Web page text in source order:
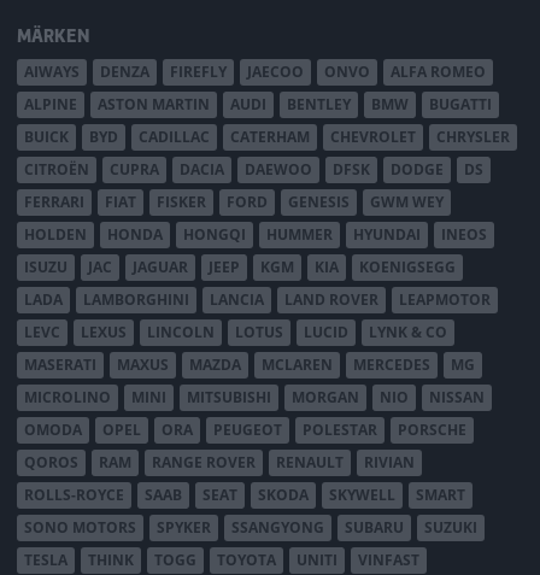
MÄRKEN
AIWAYS DENZA FIREFLY JAECOO ONVO
ALFA ROMEO
ALPINE
ASTON MARTIN AUDI BENTLEY BMW
BUGATTI
BUICK
BYD CADILLAC CATERHAM CHEVROLET
CHRYSLER
CITROËN
CUPRA DACIA DAEWOO DFSK DODGE
DS
FERRARI
FIAT FISKER FORD GENESIS
GWM WEY
HOLDEN
HONDA HONGQI HUMMER HYUNDAI
INEOS
ISUZU
JAC JAGUAR JEEP KGM KIA
KOENIGSEGG
LADA
LAMBORGHINI LANCIA LAND ROVER
LEAPMOTOR
LEVC
LEXUS LINCOLN LOTUS LUCID
LYNK & CO
MASERATI
MAXUS MAZDA MCLAREN MERCEDES
MG
MICROLINO
MINI MITSUBISHI MORGAN NIO
NISSAN
OMODA
OPEL ORA PEUGEOT POLESTAR
PORSCHE
QOROS
RAM RANGE ROVER RENAULT
RIVIAN
ROLLS-ROYCE
SAAB SEAT SKODA SKYWELL
SMART
SONO MOTORS
SPYKER SSANGYONG SUBARU
SUZUKI
TESLA
THINK TOGG TOYOTA UNITI VINFAST